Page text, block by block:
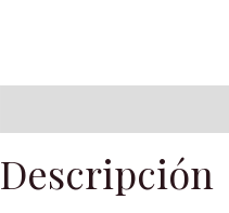
Descripción